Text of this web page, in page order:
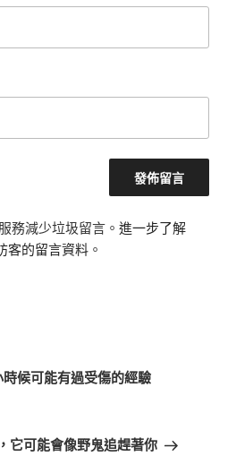
務減少垃圾留言。 進一步了解
客的留言資料 。
候可能有過受傷的經驗
它可能會像野鬼追趕著你